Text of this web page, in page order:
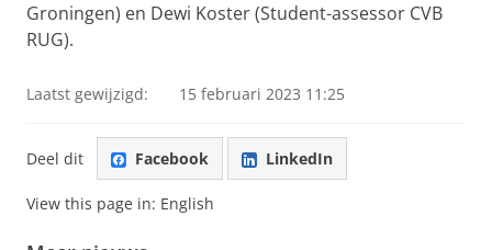
Groningen) en Dewi Koster (Student-assessor CVB
RUG).
Laatst gewijzigd: 15 februari 2023 11:25
Deel dit Facebook LinkedIn
View this page in: English